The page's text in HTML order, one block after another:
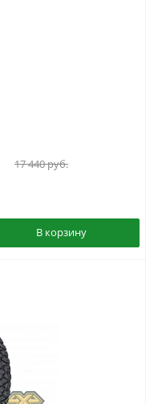
17 440руб.
В корзину